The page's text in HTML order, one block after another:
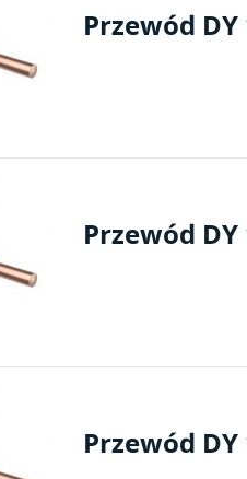
Przewód DY
Przewód DY
Przewód DY